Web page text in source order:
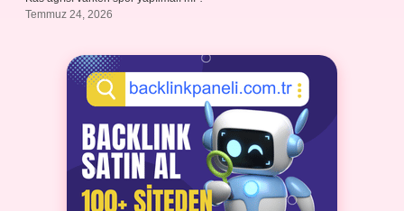
Temmuz 24, 2026